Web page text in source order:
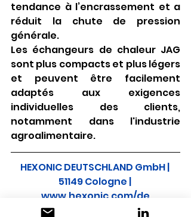
tendance à l’encrassement et a
réduit la chute de pression
générale.
Les échangeurs de chaleur JAG
sont plus compacts et plus légers
et peuvent être facilement
adaptés aux exigences
individuelles des clients,
notamment dans l'industrie
agroalimentaire.
HEXONIC DEUTSCHLAND GmbH |
51149 Cologne |
www.hexonic.com/de
exposants